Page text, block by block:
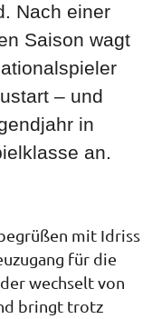
Nach einer
Saison wagt
– und
in
an.
mit Idriss
für die
wechselt von
bringt trotz